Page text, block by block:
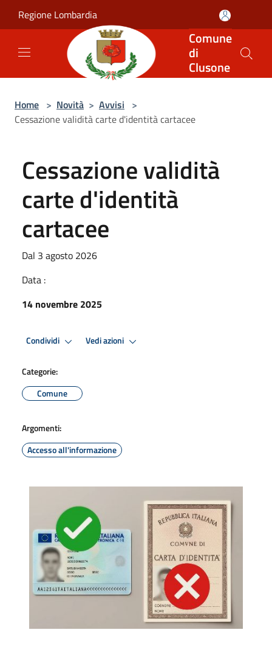
Regione Lombardia
Comune
di
Clusone
Home > Novità > Avvisi >
Cessazione validità carte d'identità cartacee
Cessazione validità
carte d'identità
cartacee
Dal 3 agosto 2026
Data :
14 novembre 2025
Condividi Vedi azioni
Categorie:
Comune
Argomenti:
Accesso all'informazione